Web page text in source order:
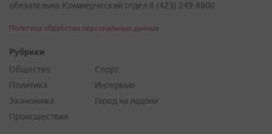
обязательна. Коммерческий отдел 8 (423) 249-8800
Политика обработки персональных данных
Рубрики
Общество
Политика
Экономика
Происшествия
Спорт
Интервью
Город на ладони